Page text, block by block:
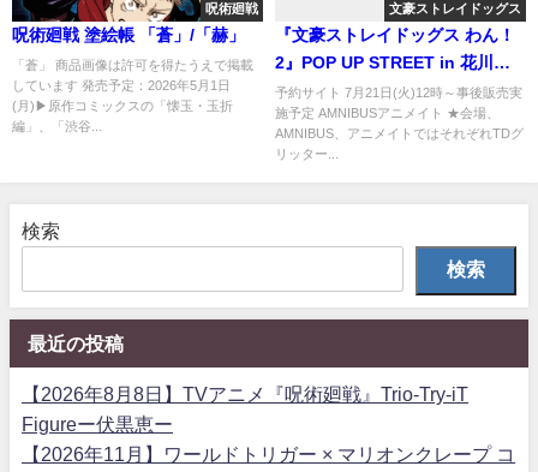
呪術廻戦
呪術廻戦 塗絵帳 「蒼」/「赫」
「蒼」 商品画像は許可を得たうえで掲載
しています 発売予定：2026年5月1日
(月)▶原作コミックスの「懐玉・玉折
編」、「渋谷...
文豪ストレイドッグス
『文豪ストレイドッグス わん！
2』POP UP STREET in 花川戸
助六商店街 グッズ事後販売
予約サイト 7月21日(火)12時～事後販売実
施予定 AMNIBUSアニメイト ★会場、
AMNIBUS、アニメイトではそれぞれTDグ
リッター...
検索
検索
最近の投稿
【2026年8月8日】TVアニメ『呪術廻戦』Trio-Try-iT
Figureー伏黒恵ー
【2026年11月】ワールドトリガー × マリオンクレープ コ